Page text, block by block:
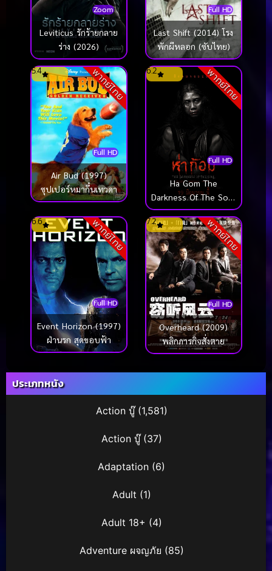
Zoom
Leviticus รักร้ายกลาย
ร่าง (2026)
Full HD
Last Shift (2014) โรง
พักผีหลอก (ซับไทย)
พากย์ไทย
Full HD
5.4
Air Bud (1997)
ซุปเปอร์หมากึ๋นเทวดา
พากย์ไทย
Full HD
6.2
Ha Gom The
Darkness Of The Soul
(2025) ห่าก้อม
พากย์ไทย
Full HD
6.6
Event Horizon (1997)
ฝ่านรก สุดขอบฟ้า
พากย์ไทย
Full HD
7.2
Overheard (2009)
พลิกภารกิจสั่งตาย
ประเภทหนัง
Action บู๊(1,581)
Action บู๊(37)
Adaptation (6)
Adult (1)
Adult 18+ (4)
Adventure ผจญภัย (85)